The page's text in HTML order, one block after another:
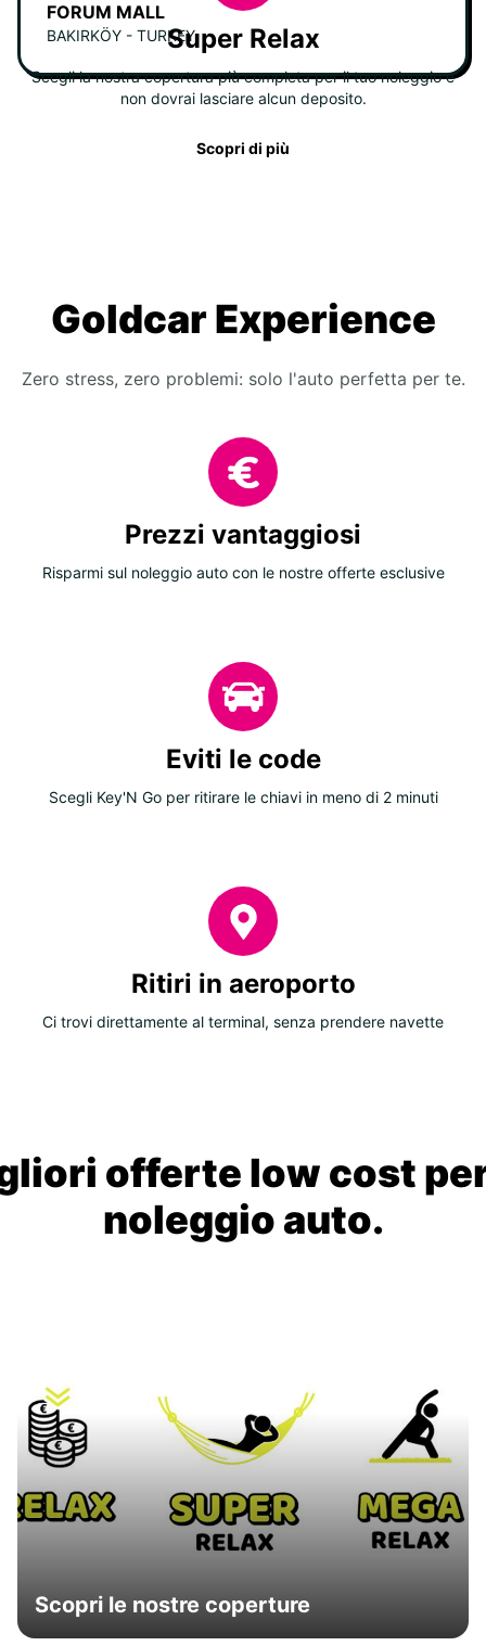
FORUM MALL
BAKIRKÖY - TURKEYSuper Relax
Scegli la nostra copertura più completa per il tuo noleggio e
non dovrai lasciare alcun deposito.
Scopri di più
Goldcar Experience
Zero stress, zero problemi: solo l'auto perfetta per te.
Prezzi vantaggiosi
Risparmi sul noleggio auto con le nostre offerte esclusive
Eviti le code
Scegli Key'N Go per ritirare le chiavi in meno di 2 minuti
Ritiri in aeroporto
Ci trovi direttamente al terminal, senza prendere navette
offerte low cost
noleggio auto.
Scopri le nostre coperture